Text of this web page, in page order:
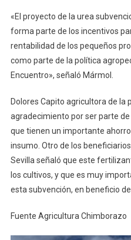
«El proyecto de la urea
forma parte de los incentivos
rentabilidad de los pequeños
como parte de la política
Encuentro», señaló Mármol.
Dolores Capito agricultora de
agradecimiento por ser parte
que tienen un importante
insumo. Otro de los
Sevilla señaló que este
los cultivos, y que es muy
esta subvención, en beneficio
Fuente Agricultura Chimborazo